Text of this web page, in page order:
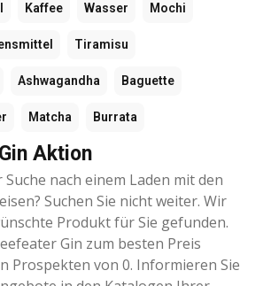
Kaffee Wasser Mochi
Tiramisu
Ashwagandha Baguette
Matcha Burrata
Aktion
Suche nach einem Laden mit den
Suchen Sie nicht weiter. Wir
Produkt für Sie gefunden.
Gin zum besten Preis
Prospekten von 0. Informieren Sie